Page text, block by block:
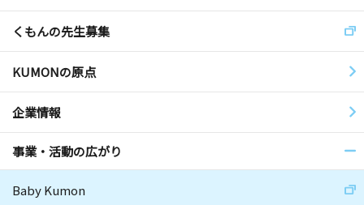
くもんの先生募集
KUMONの原点
企業情報
事業・活動の広がり
Baby Kumon